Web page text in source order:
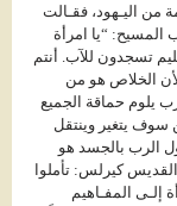
من اليـهود، فقـالت
“يا امرأة
تسجدون للآب. أنتم
الخلاص هو من
(إن الرب يلوم حماقة الجميع
سوف يتغير وينتقل
الرب بالجسد هو
كيرلس: تأملوا
إلـى المفـاهيم